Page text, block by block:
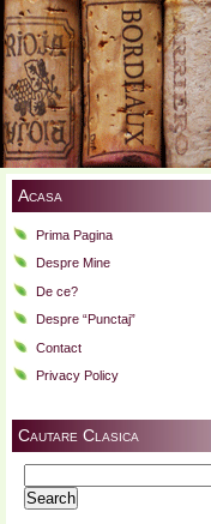
Acasa
Prima Pagina
Despre Mine
De ce?
Despre “Punctaj”
Contact
Privacy Policy
Cautare Clasica
for: